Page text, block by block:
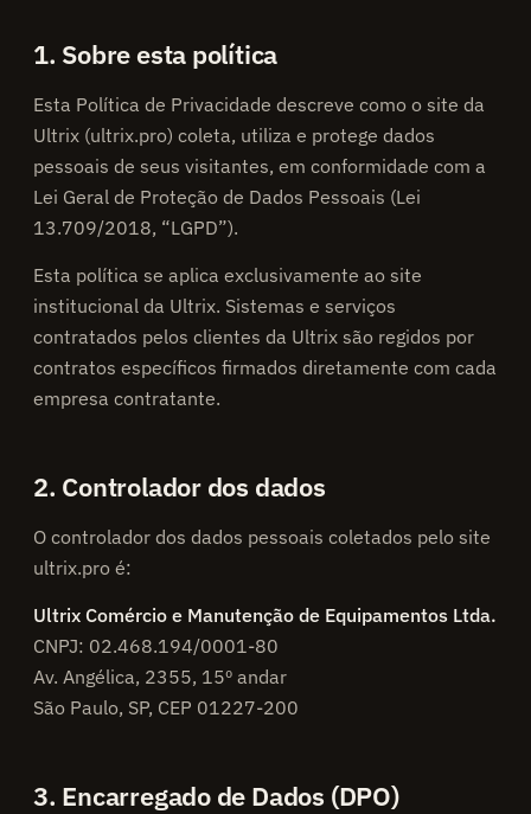
1. Sobre esta política
Esta Política de Privacidade descreve como o site da
Ultrix (ultrix.pro) coleta, utiliza e protege dados
pessoais de seus visitantes, em conformidade com a
Lei Geral de Proteção de Dados Pessoais (Lei
13.709/2018, “LGPD”).
Esta política se aplica exclusivamente ao site
institucional da Ultrix. Sistemas e serviços
contratados pelos clientes da Ultrix são regidos por
contratos específicos firmados diretamente com cada
empresa contratante.
2. Controlador dos dados
O controlador dos dados pessoais coletados pelo site
ultrix.pro é:
Ultrix Comércio e Manutenção de Equipamentos Ltda.
CNPJ: 02.468.194/0001-80
Av. Angélica, 2355, 15º andar
São Paulo, SP, CEP 01227-200
3. Encarregado de Dados (DPO)